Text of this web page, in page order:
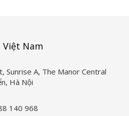
Việt Nam
Sunrise A, The Manor Central
Hà Nội
140 968